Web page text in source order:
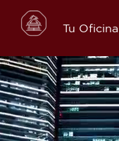
content
Tu